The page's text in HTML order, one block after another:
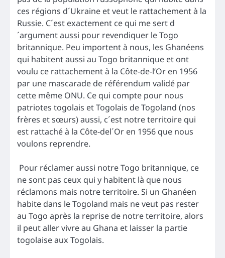
ces régions d´Ukraine et veut le rattachement à la
Russie. C´est exactement ce qui me sert d
´argument aussi pour revendiquer le Togo
britannique. Peu importent à nous, les Ghanéens
qui habitent aussi au Togo britannique et ont
voulu ce rattachement à la Côte-de-l’Or en 1956
par une mascarade de référendum validé par
cette même ONU. Ce qui compte pour nous
patriotes togolais et Togolais de Togoland (nos
frères et sœurs) aussi, c´est notre territoire qui
est rattaché à la Côte-del´Or en 1956 que nous
voulons reprendre.
Pour réclamer aussi notre Togo britannique, ce
ne sont pas ceux qui y habitent là que nous
réclamons mais notre territoire. Si un Ghanéen
habite dans le Togoland mais ne veut pas rester
au Togo après la reprise de notre territoire, alors
il peut aller vivre au Ghana et laisser la partie
togolaise aux Togolais.